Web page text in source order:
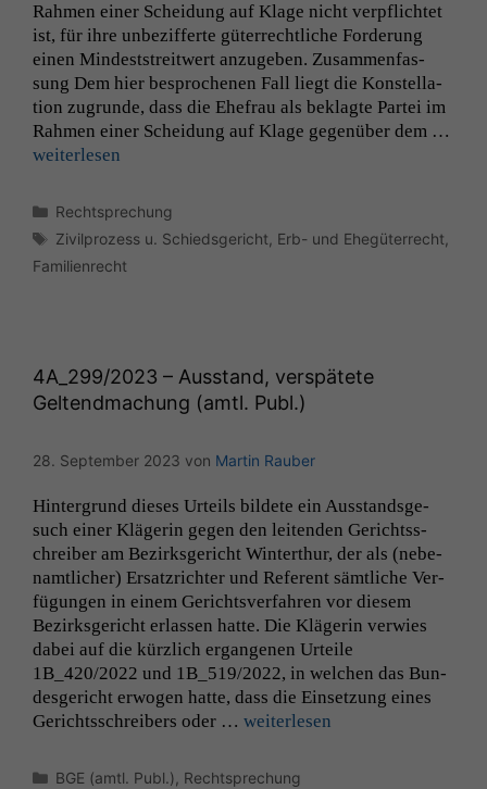
Rah­men ein­er Schei­dung auf Klage nicht verpflichtet
ist, für ihre unbez­if­ferte güter­rechtliche Forderung
einen Min­dest­stre­itwert anzugeben. Zusam­men­fas­
sung Dem hier besproch­enen Fall liegt die Kon­stel­la­
tion zugrunde, dass die Ehe­frau als beklagte Partei im
Rah­men ein­er Schei­dung auf Klage gegenüber dem …
weit­er­lesen
Kategorien
Rechtsprechung
Schlagwörter
Zivilprozess u. Schiedsgericht Erb- und Ehegüterrecht
Familienrecht
4A_299/2023 – Ausstand, verspätete
Geltendmachung (amtl. Publ.)
28. September 2023 von Martin Rauber
Hin­ter­grund dieses Urteils bildete ein Aus­stands­ge­
such ein­er Klägerin gegen den lei­t­en­den Gerichtss­
chreiber am Bezirks­gericht Win­terthur, der als (nebe­
namtlich­er) Ersatzrichter und Ref­er­ent sämtliche Ver­
fü­gun­gen in einem Gerichtsver­fahren vor diesem
Bezirks­gericht erlassen hat­te. Die Klägerin ver­wies
dabei auf die kür­zlich ergan­genen Urteile
1B_420/2022 und 1B_519/2022, in welchen das Bun­
des­gericht erwogen hat­te, dass die Ein­set­zung eines
Gerichtss­chreibers oder … weit­er­lesen
Kategorien
BGE (amtl. Publ.) Rechtsprechung